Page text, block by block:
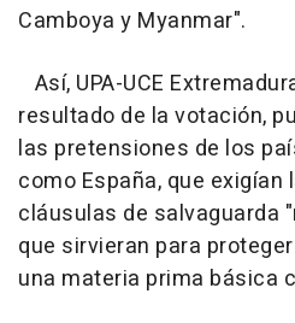
Camboya y Myanmar".
Así, UPA-UCE
resultado de la votación,
las pretensiones de los
como España, que
cláusulas de salvaguarda
que sirvieran para
una materia prima básica